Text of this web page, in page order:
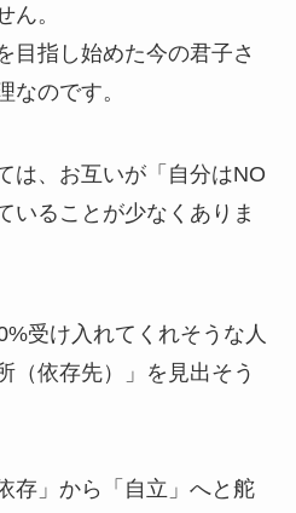
ん。
目指し始めた今の君子さ
なのです。
は、お互いが「自分はNO
いることが少なくありま
受け入れてくれそうな人
（依存先）」を見出そう
存」から「自立」へと舵